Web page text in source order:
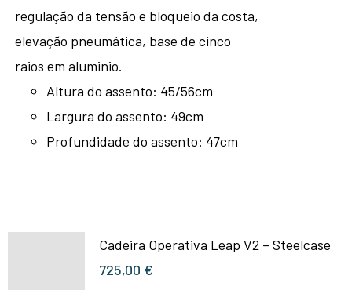
regulação da tensão e bloqueio da costa,
elevação pneumática, base de cinco
raios em aluminio.
Altura do assento: 45/56cm
Largura do assento: 49cm
Profundidade do assento: 47cm
Cadeira Operativa Leap V2 – Steelcase
725,00 €